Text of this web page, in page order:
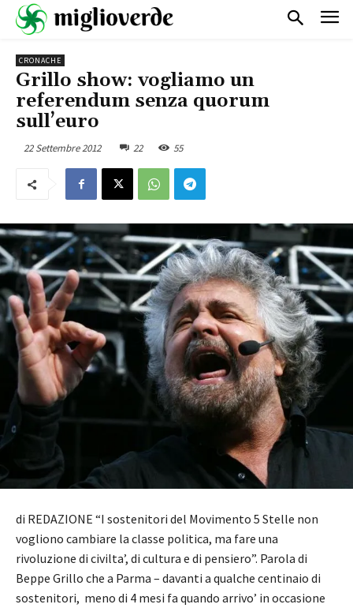
CRONACHE
Grillo show: vogliamo un
referendum senza quorum
sull’euro
22 Settembre 2012 22 55
di REDAZIONE “I sostenitori del Movimento 5 Stelle non
vogliono cambiare la classe politica, ma fare una
rivoluzione di civilta’, di cultura e di pensiero”. Parola di
Beppe Grillo che a Parma – davanti a qualche centinaio di
sostenitori, meno di 4 mesi fa quando arrivo’ in occasione